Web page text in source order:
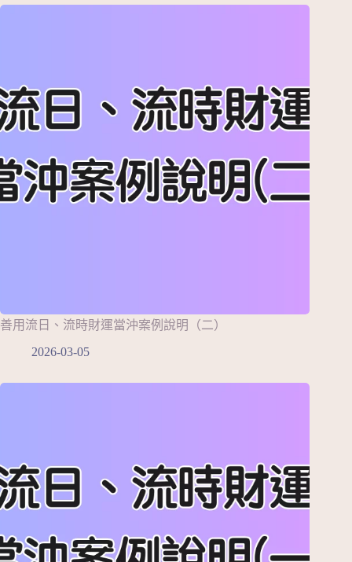
善用流日、流時財運當沖案例說明（二）
2026-03-05